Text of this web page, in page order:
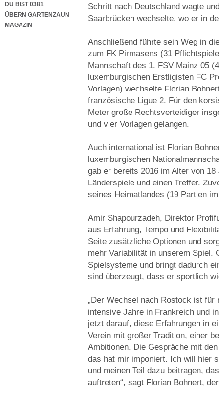
DU BIST 0381
ÜBERN GARTENZAUN
MAGAZIN
Schritt nach Deutschland wagte
Saarbrücken wechselte, wo er in
Anschließend führte sein Weg in
zum FK Pirmasens (31
Mannschaft des 1. FSV Mainz 05
luxemburgischen Erstligisten FC
Vorlagen) wechselte Florian
französische Ligue 2. Für den
Meter große Rechtsverteidiger
und vier Vorlagen gelangen.
Auch international ist Florian
luxemburgischen
gab er bereits 2016 im Alter von
Länderspiele und einen Treffer.
seines Heimatlandes (19 Partien
Amir Shapourzadeh, Direktor
aus Erfahrung, Tempo und
Seite zusätzliche Optionen und
mehr Variabilität in unserem Spiel.
Spielsysteme und bringt dadurch
sind überzeugt, dass er sportlich
„Der Wechsel nach Rostock ist
intensive Jahre in Frankreich und
jetzt darauf, diese Erfahrungen in
Verein mit großer Tradition, einer
Ambitionen. Die Gespräche mit
das hat mir imponiert. Ich will hier
und meinen Teil dazu beitragen,
auftreten“, sagt Florian Bohnert,